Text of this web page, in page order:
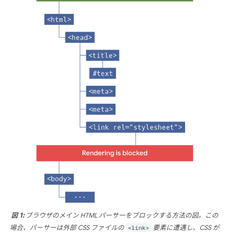
図 1:ブラウザのメイン HTML パーサーをブロックする方法の図。この
場合、パーサーは外部 CSS ファイルの <link> 要素に遭遇し、CSS が